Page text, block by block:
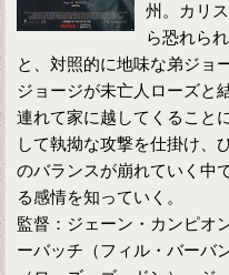
州。カリ
ら恐れら
と、対照的に地味な弟ジョ
ジョージが未亡人ローズと
連れて家に越してくること
して執拗な攻撃を仕掛け、
のバランスが崩れていく中
る感情を知っていく。
監督：ジェーン・カンピ
ーバッチ（フィル・バーバ